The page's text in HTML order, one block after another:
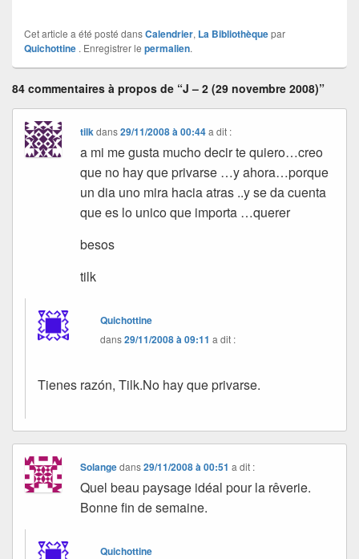
Cet article a été posté dansCalendrier, La Bibliothèquepar
Quichottine . Enregistrer le permalien.
84 commentaires à propos de “J – 2 (29 novembre 2008)”
tilk dans29/11/2008 à 00:44 a dit :
a mi me gusta mucho decir te quiero…creo
que no hay que privarse …y ahora…porque
un dia uno mira hacia atras ..y se da cuenta
que es lo unico que importa …querer
besos
tilk
Quichottine
dans29/11/2008 à 09:11 a dit :
Tienes razón, Tilk.No hay que privarse.
Solangedans29/11/2008 à 00:51 a dit :
Quel beau paysage idéal pour la rêverie.
Bonne fin de semaine.
Quichottine